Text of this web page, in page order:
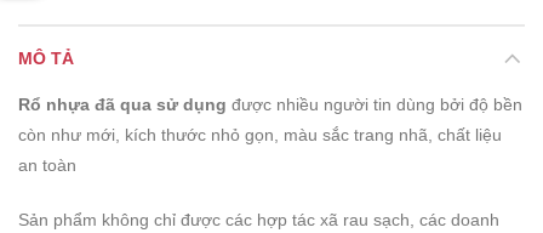
MÔ TẢ
Rổ nhựa đã qua sử dụng được nhiều người tin dùng bởi độ bền
còn như mới, kích thước nhỏ gọn, màu sắc trang nhã, chất liệu
an toàn
Sản phẩm không chỉ được các hợp tác xã rau sạch, các doanh